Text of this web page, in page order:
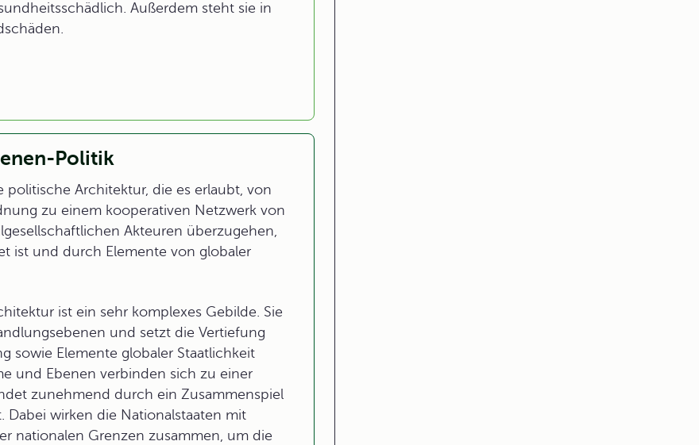
Außerdem steht sie in
Politik
Architektur, die es erlaubt, von
zu einem kooperativen Netzwerk von
Akteuren überzugehen,
ist und durch Elemente von globaler
ist ein sehr komplexes Gebilde. Sie
und setzt die Vertiefung
sowie Elemente globaler Staatlichkeit
und Ebenen verbinden sich zu einer
zunehmend durch ein Zusammenspiel
wirken die Nationalstaaten mit
nationalen Grenzen zusammen, um die